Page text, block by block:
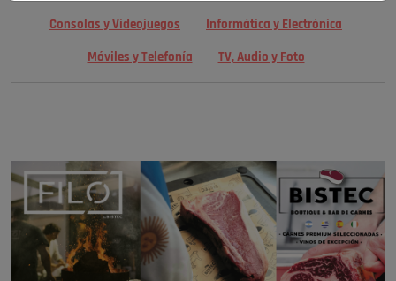
Consolas y Videojuegos Informática y Electrónica
Móviles y Telefonía TV, Audio y Foto